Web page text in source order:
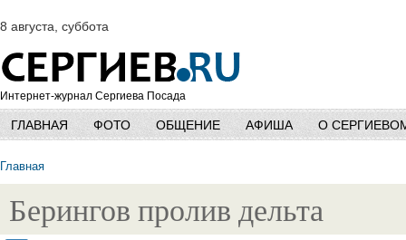
8 августа, суббота
Интернет-журнал Сергиева Посада
ГЛАВНАЯ ФОТО ОБЩЕНИЕ АФИША О
Главная
Берингов пролив дельта